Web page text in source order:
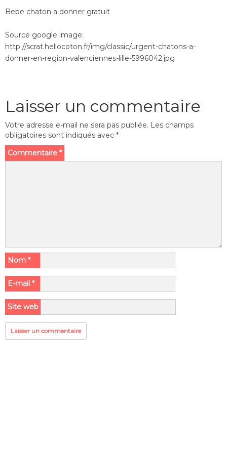
Bebe chaton a donner gratuit
Source google image:
http://scrat.hellocoton.fr/img/classic/urgent-chatons-a-
donner-en-region-valenciennes-lille-5996042.jpg
Laisser un commentaire
Votre adresse e-mail ne sera pas publiée. Les champs
obligatoires sont indiqués avec *
Commentaire *
Nom *
E-mail *
Site web